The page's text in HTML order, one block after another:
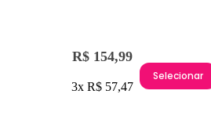
R$ 154,99
3x R$ 57,47
Selecionar